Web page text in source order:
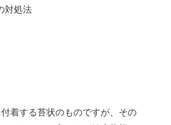
着する苔状のものですが、その